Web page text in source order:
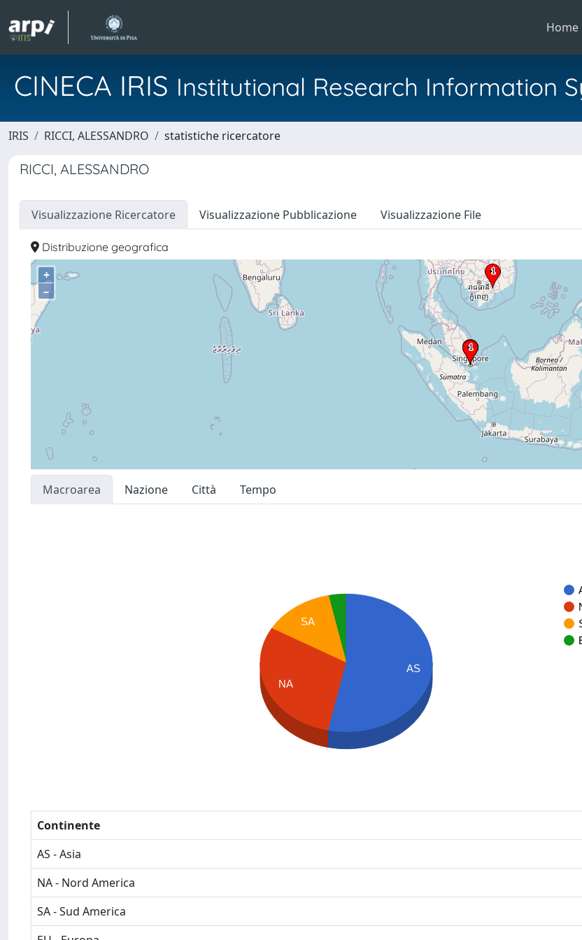
Home
CINECA IRIS Institutional Research Information
IRIS RICCI, ALESSANDRO statistiche ricercatore
RICCI, ALESSANDRO
Visualizzazione Ricercatore Visualizzazione Pubblicazione Visualizzazione File
Distribuzione geografica
+
–
Macroarea Nazione Città
Tempo
SA
NA
AS
Continente
AS - Asia
NA - Nord America
SA - Sud America